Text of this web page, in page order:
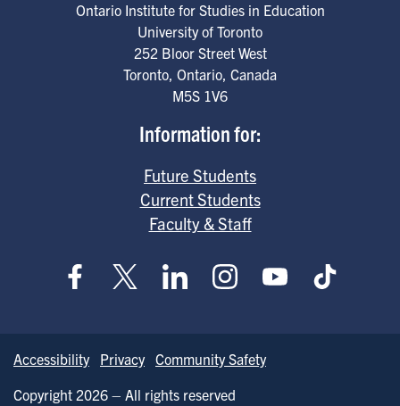
Ontario Institute for Studies in Education
University of Toronto
252 Bloor Street West
Toronto, Ontario, Canada
M5S 1V6
Information for:
Future Students
Current Students
Faculty & Staff
Accessibility Privacy Community Safety
Copyright 2026 – All rights reserved